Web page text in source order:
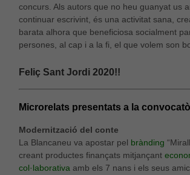
concurs. Als autors que no heu guanyat us
continuar escrivint, és una activitat sana,
barata alhora que beneficiosa socialment
persones, al cap i a la fi, el que volem son
Feliç Sant Jordi 2020!!
Microrelats presentats a la
Modernització del conte
La Blancaneu va apostar pel brànding
creant productes finançats mitjançant
col·laborativaamb els 7 nans i els seus